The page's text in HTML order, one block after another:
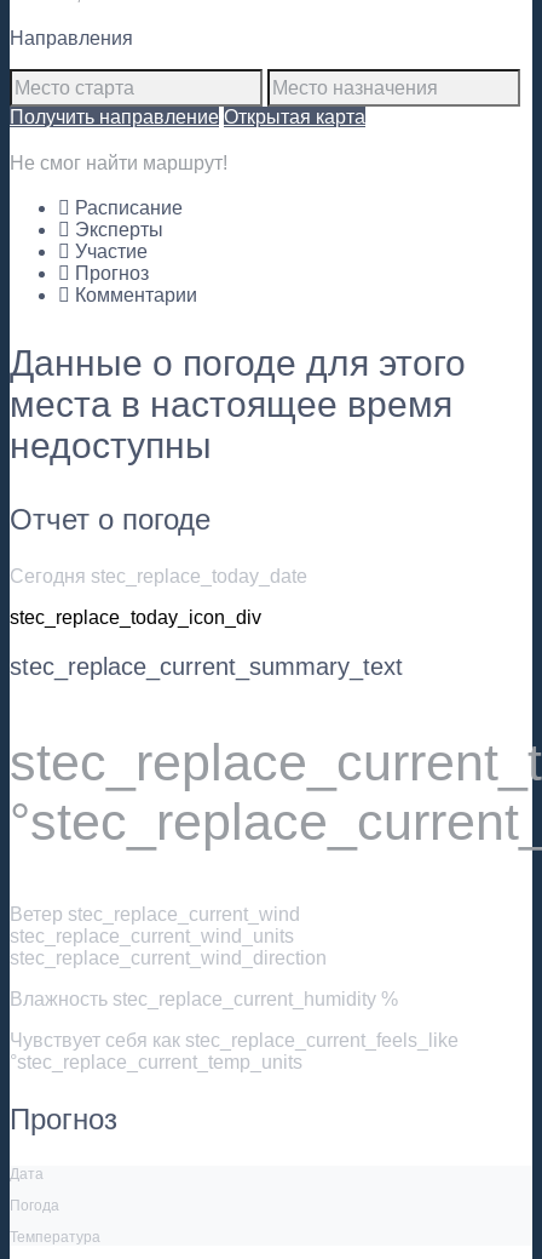
Направления
Получить направление Открытая карта
Не смог найти маршрут!
Расписание
Эксперты
Участие
Прогноз
Комментарии
Данные о погоде для этого
места в настоящее время
недоступны
Отчет о погоде
Сегодня stec_replace_today_date
stec_replace_today_icon_div
stec_replace_current_summary_text
Ветер stec_replace_current_wind
stec_replace_current_wind_units
stec_replace_current_wind_direction
Влажность stec_replace_current_humidity %
Чувствует себя как stec_replace_current_feels_like
°stec_replace_current_temp_units
Прогноз
Дата
Погода
Температура